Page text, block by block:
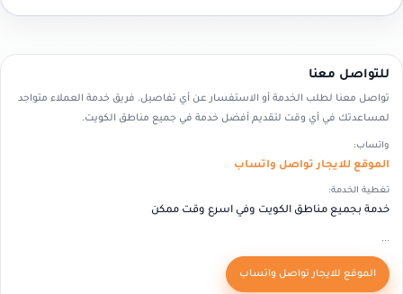
للتواصل معنا
تواصل معنا لطلب الخدمة أو الاستفسار عن أي تفاصيل. فريق خدمة العملاء متواجد
لمساعدتك في أي وقت لتقديم أفضل خدمة في جميع مناطق الكويت.
واتساب:
الموقع للايجار تواصل واتساب
تغطية الخدمة:
خدمة بجميع مناطق الكويت وفي اسرع وقت ممكن
...
الموقع للايجار تواصل واتساب